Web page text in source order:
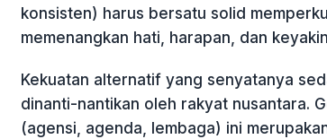
konsisten) harus bersatu solid
memenangkan hati, harapan, dan
Kekuatan alternatif yang senyatanya
dinanti-nantikan oleh rakyat nusantara.
(agensi, agenda, lembaga) ini